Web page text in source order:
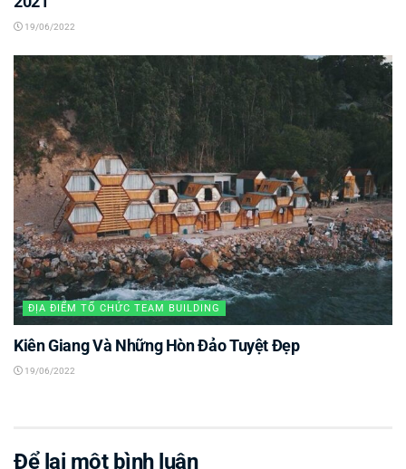
19/06/2022
ĐỊA ĐIỂM TỔ CHỨC TEAM BUILDING
Kiên Giang Và Những Hòn Đảo Tuyệt Đẹp
19/06/2022
Để lại một bình luận